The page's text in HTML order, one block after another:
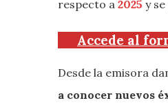
respecto a 2025 y
Accede al
Desde la emisora
a conocer nuevos